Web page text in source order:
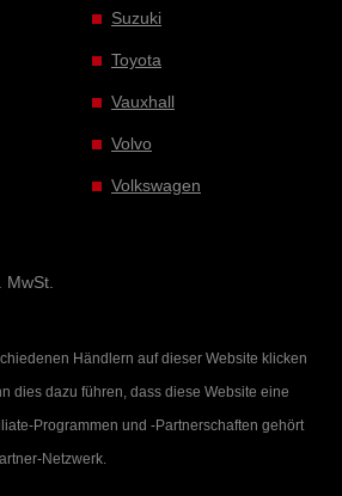
Suzuki
Toyota
Vauxhall
Volvo
Volkswagen
Händlern auf dieser Website klicken
dies dazu führen, dass diese Website eine
Programmen und -Partnerschaften gehört
Netzwerk.